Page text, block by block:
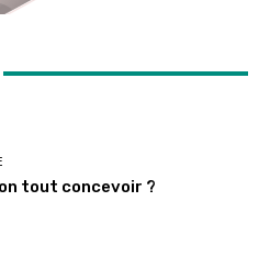
tout concevoir ?